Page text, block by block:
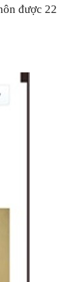
được 22